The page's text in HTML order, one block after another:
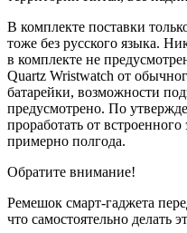
В комплекте поставки
тоже без русского языка.
в комплекте не
Quartz Wristwatch от
батарейки, возможности
предусмотрено. По
проработать от
примерно полгода.
Обратите внимание!
Ремешок смарт-гаджета
что самостоятельно делать